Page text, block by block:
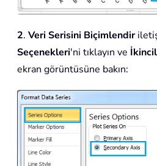
2. Veri Serisini Biçimlendir
Seçenekleri'ni tıklayın ve
ekran görüntüsüne bakın: